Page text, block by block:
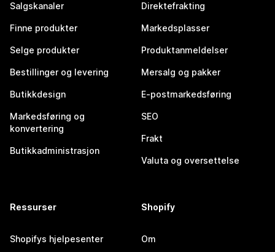
Salgskanaler
Finne produkter
Selge produkter
Bestillinger og levering
Butikkdesign
Markedsføring og
konvertering
Butikkadministrasjon
Direktefrakting
Markedsplasser
Produktanmeldelser
Mersalg og pakker
E-postmarkedsføring
SEO
Frakt
Valuta og oversettelse
Ressurser
Shopifys hjelpesenter
Shopify
Om